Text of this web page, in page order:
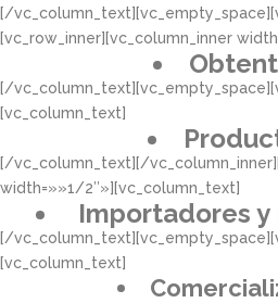
[/
[vc_row_inner][vc_column_inner
[/
[vc_column_text]
[/vc_column_text][/
width=»»1/2″»][vc_column_text]
Importadores
[/
[vc_column_text]